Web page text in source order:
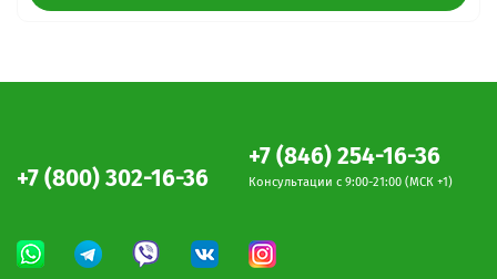
+7 (800) 302-16-36
+7 (846) 254-16-36
Консультации c 9:00-21:00 (МСК +1)